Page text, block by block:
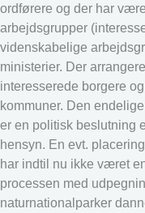
ordførere og der har
arbejdsgrupper
videnskabelige
ministerier. Der
interesserede borgere
kommuner. Den
er en politisk beslutning
hensyn. En evt.
har indtil nu ikke været
processen med
naturnationalparker